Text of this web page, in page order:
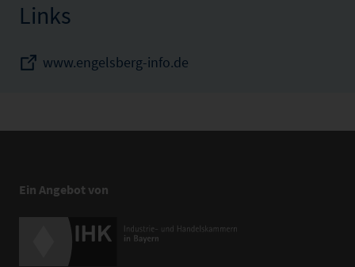
Links
www.engelsberg-info.de
Ein Angebot von